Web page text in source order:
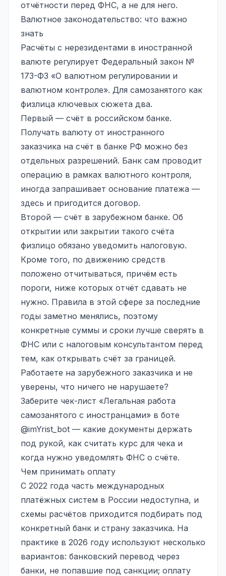
отчётности перед ФНС, а не для него.
Валютное законодательство: что важно
знать
Расчёты с нерезидентами в иностранной
валюте регулирует Федеральный закон №
173-ФЗ «О валютном регулировании и
валютном контроле». Для самозанятого как
физлица ключевых сюжета два.
Первый — счёт в российском банке.
Получать валюту от иностранного
заказчика на счёт в банке РФ можно без
отдельных разрешений. Банк сам проводит
операцию в рамках валютного контроля,
иногда запрашивает основание платежа —
здесь и пригодится договор.
Второй — счёт в зарубежном банке. Об
открытии или закрытии такого счёта
физлицо обязано уведомить налоговую.
Кроме того, по движению средств
положено отчитываться, причём есть
пороги, ниже которых отчёт сдавать не
нужно. Правила в этой сфере за последние
годы заметно менялись, поэтому
конкретные суммы и сроки лучше сверять в
ФНС или с налоговым консультантом перед
тем, как открывать счёт за границей.
Работаете на зарубежного заказчика и не
уверены, что ничего не нарушаете?
Заберите чек-лист «Легальная работа
самозанятого с иностранцами» в боте
@imYrist_bot — какие документы держать
под рукой, как считать курс для чека и
когда нужно уведомлять ФНС о счёте.
Чем принимать оплату
С 2022 года часть международных
платёжных систем в России недоступна, и
схемы расчётов приходится подбирать под
конкретный банк и страну заказчика. На
практике в 2026 году используют несколько
вариантов: банковский перевод через
банки, не попавшие под санкции; оплату